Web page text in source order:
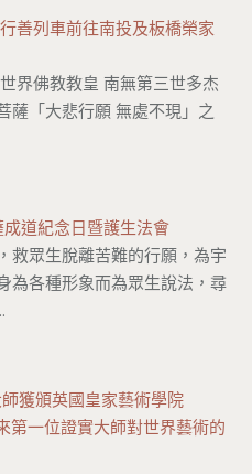
善列車前往南投及板橋榮家
界佛教教皇 南無第三世多杰
薩「大悲行願 無處不現」之
道紀念日暨護生法會
救眾生脫離苦難的行願，為宇
為各種形象而為眾生說法，尋
獲頒英國皇家藝術學院
第一位證實大師對世界藝術的